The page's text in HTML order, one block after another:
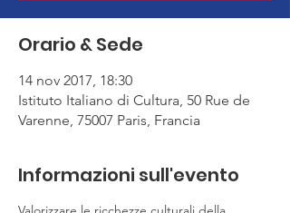
Orario & Sede
14 nov 2017, 18:30
Istituto Italiano di Cultura, 50 Rue de
Varenne, 75007 Paris, Francia
Informazioni sull'evento